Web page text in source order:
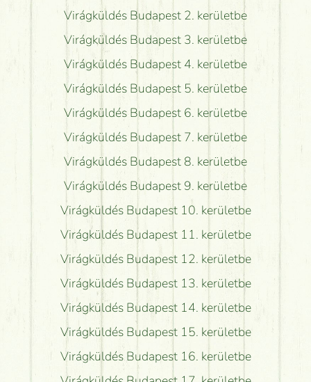
Virágküldés Budapest 2. kerületbe
Virágküldés Budapest 3. kerületbe
Virágküldés Budapest 4. kerületbe
Virágküldés Budapest 5. kerületbe
Virágküldés Budapest 6. kerületbe
Virágküldés Budapest 7. kerületbe
Virágküldés Budapest 8. kerületbe
Virágküldés Budapest 9. kerületbe
Virágküldés Budapest 10. kerületbe
Virágküldés Budapest 11. kerületbe
Virágküldés Budapest 12. kerületbe
Virágküldés Budapest 13. kerületbe
Virágküldés Budapest 14. kerületbe
Virágküldés Budapest 15. kerületbe
Virágküldés Budapest 16. kerületbe